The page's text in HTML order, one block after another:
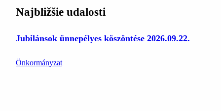
Najbližšie udalosti
Jubilánsok ünnepélyes köszöntése 2026.09.22.
Önkormányzat